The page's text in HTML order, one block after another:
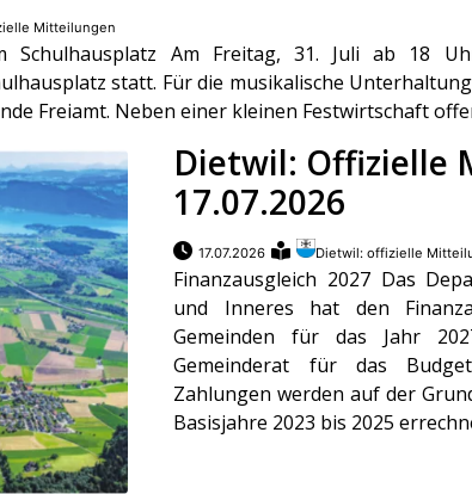
Mitteilungen
Schulhausplatz Am Freitag, 31. Juli ab 18
statt. Für die musikalische
Freiamt. Neben einer kleinen Festwirtschaft
Dietwil: Offizielle
17.07.2026
17.07.2026 Dietwil: offizielle
Finanzausgleich 2027 Das
und Inneres hat den
Gemeinden für das Jahr
Gemeinderat für das
Zahlungen werden auf der
Basisjahre 2023 bis 2025